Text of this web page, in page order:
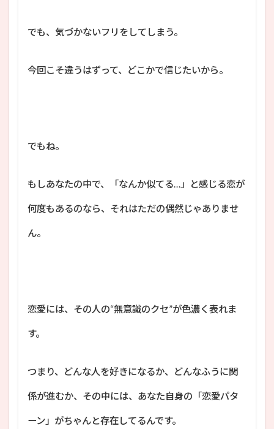
でも、気づかないフリをしてしまう。
今回こそ違うはずって、どこかで信じたいから。
でもね。
もしあなたの中で、「なんか似てる…」と感じる恋が
何度もあるのなら、それはただの偶然じゃありませ
ん。
恋愛には、その人の“無意識のクセ”が色濃く表れま
す。
つまり、どんな人を好きになるか、どんなふうに関
係が進むか、その中には、あなた自身の「恋愛パタ
ーン」がちゃんと存在してるんです。